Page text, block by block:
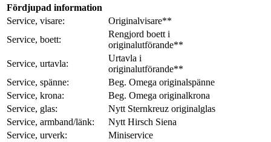
Fördjupad information
Service, visare:
Originalvisare**
Service, boett:
Rengjord boett i
originalutförande**
Service, urtavla:
Urtavla i
originalutförande**
Service, spänne:
Beg. Omega originalspänne
Service, krona:
Beg. Omega originalkrona
Service, glas:
Nytt Sternkreuz originalglas
Service, armband/länk:
Nytt Hirsch Siena
Service, urverk:
Miniservice